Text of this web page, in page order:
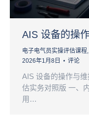
AIS 设备的操
电子电气员实操评估课程,
2026年1月8日
评论
AIS 设备的操作与
估实务对照版 一、
用…